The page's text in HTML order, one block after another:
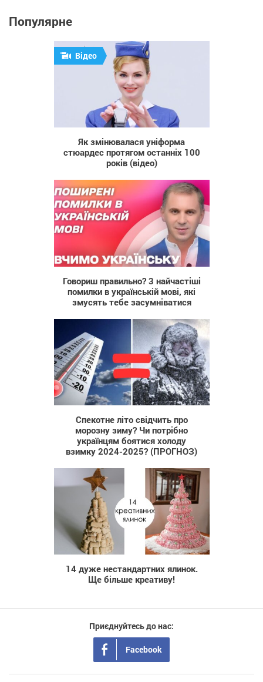
Популярне
Відео
Як змінювалася уніформа
стюардес протягом останніх 100
років (відео)
159
Говориш правильно? 3 найчастіші
помилки в українській мові, які
змусять тебе засумніватися
495
Спекотне літо свідчить про
морозну зиму? Чи потрібно
українцям боятися холоду
взимку 2024-2025? (ПРОГНОЗ)
1 201
14 дуже нестандартних ялинок.
Ще більше креативу!
Приєднуйтесь до нас:
Facebook